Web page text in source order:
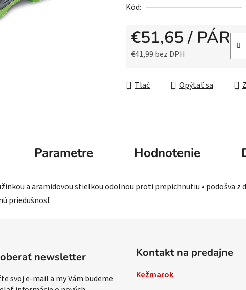
Kód:
€51,65/ PÁR
€41,99 bez DPH
Tlač Opýtať sa
Parametre Hodnotenie
a aramidovou stielkou odolnou proti prepichnutiu • podošva
priedušnosť
newsletter
svoj e-mail a my Vám budeme
Kontakt na predajne
Kežmarok